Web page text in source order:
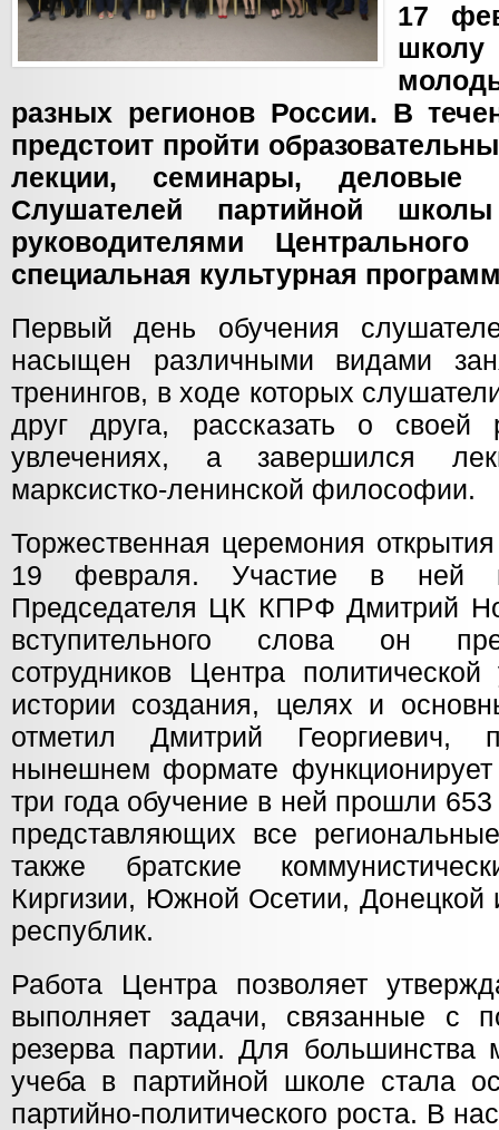
17
разных регионов России. В
предстоит пройти
лекции, семинары, деловые
Слушателей партийной
руководителями
специальная культурная
Первый день обучения
насыщен различными видами
тренингов, в ходе которых
друг друга, рассказать о своей
увлечениях, а завершился
марксистко-ленинской философии.
Торжественная церемония
19 февраля. Участие в ней
Председателя ЦК КПРФ Дмитрий
вступительного слова он
сотрудников Центра
истории создания, целях и
отметил Дмитрий Георгиевич,
нынешнем формате
три года обучение в ней прошли
представляющих все
также братские
Киргизии, Южной Осетии, Донецкой
республик.
Работа Центра позволяет
выполняет задачи, связанные с
резерва партии. Для большинства
учеба в партийной школе стала
партийно-политического роста. В